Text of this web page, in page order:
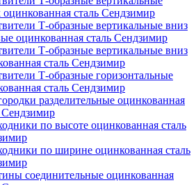
оцинкованная сталь Сендзимир
Т-образные вертикальные вниз
оцинкованная сталь Сендзимир
Т-образные вертикальные вниз
сталь Сендзимир
Т-образные горизонтальные
сталь Сендзимир
разделительные оцинкованная
Сендзимир
по высоте оцинкованная сталь
по ширине оцинкованная сталь
соединительные оцинкованная